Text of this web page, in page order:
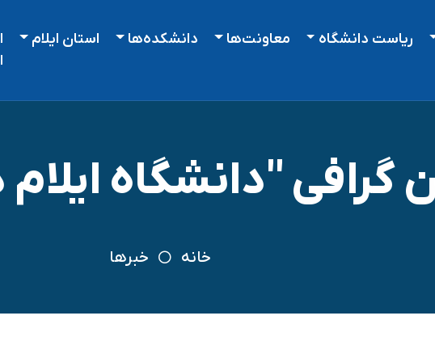
ریاست دانشگاه معاونت‌ها دانشکده‌ها استان ایلام
"دانشگاه ایلام
خانه خبرها